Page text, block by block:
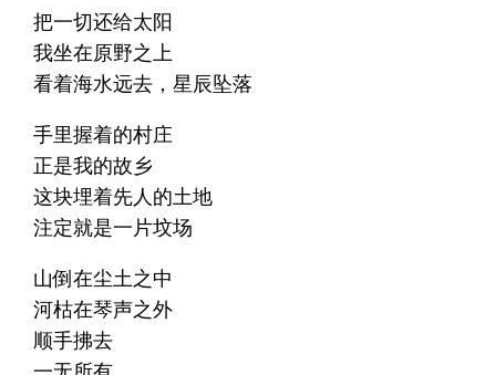
把一切还给太阳
我坐在原野之上
看着海水远去，星辰坠落
手里握着的村庄
正是我的故乡
这块埋着先人的土地
注定就是一片坟场
山倒在尘土之中
河枯在琴声之外
顺手拂去